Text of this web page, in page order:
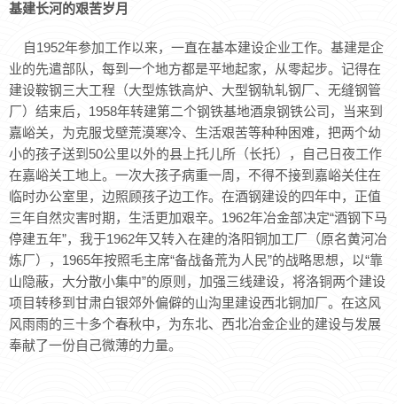
基建长河的艰苦岁月
自1952年参加工作以来，一直在基本建设企业工作。基建是企
业的先遣部队，每到一个地方都是平地起家，从零起步。记得在
建设鞍钢三大工程（大型炼铁高炉、大型钢轨轧钢厂、无缝钢管
厂）结束后，1958年转建第二个钢铁基地酒泉钢铁公司，当来到
嘉峪关，为克服戈壁荒漠寒冷、生活艰苦等种种困难，把两个幼
小的孩子送到50公里以外的县上托儿所（长托），自己日夜工作
在嘉峪关工地上。一次大孩子病重一周，不得不接到嘉峪关住在
临时办公室里，边照顾孩子边工作。在酒钢建设的四年中，正值
三年自然灾害时期，生活更加艰辛。1962年冶金部决定“酒钢下马
停建五年”，我于1962年又转入在建的洛阳铜加工厂（原名黄河冶
炼厂），1965年按照毛主席“备战备荒为人民”的战略思想，以“靠
山隐蔽，大分散小集中”的原则，加强三线建设，将洛铜两个建设
项目转移到甘肃白银郊外偏僻的山沟里建设西北铜加厂。在这风
风雨雨的三十多个春秋中，为东北、西北冶金企业的建设与发展
奉献了一份自己微薄的力量。